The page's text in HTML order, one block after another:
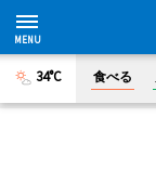
34°C 食べる